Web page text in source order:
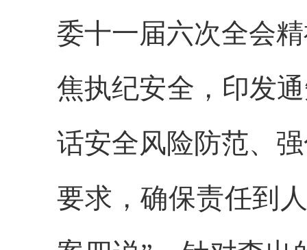
委十一届六次全会
焦执纪安全，印发
话安全风险防范、
要求，确保责任到